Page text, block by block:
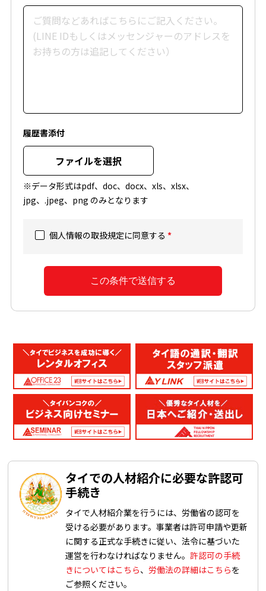
履歴書添付
ファイルを選択
※データ形式はpdf、doc、docx、xls、xlsx、
jpg、.jpeg、png のみとなります
個人情報の取扱規定に同意する *
この条件で送信する
タイでの人材紹介に必要な許認可
手続き
タイで人材紹介業を行うには、労働省の認可を
受ける必要があります。事業者は許可申請や更新
に関する正式な手続きに従い、法令に基づいた
運営を行わなければなりません。許認可の手続
きについてはこちら、 労働法の詳細はこちらを
ご参照ください。